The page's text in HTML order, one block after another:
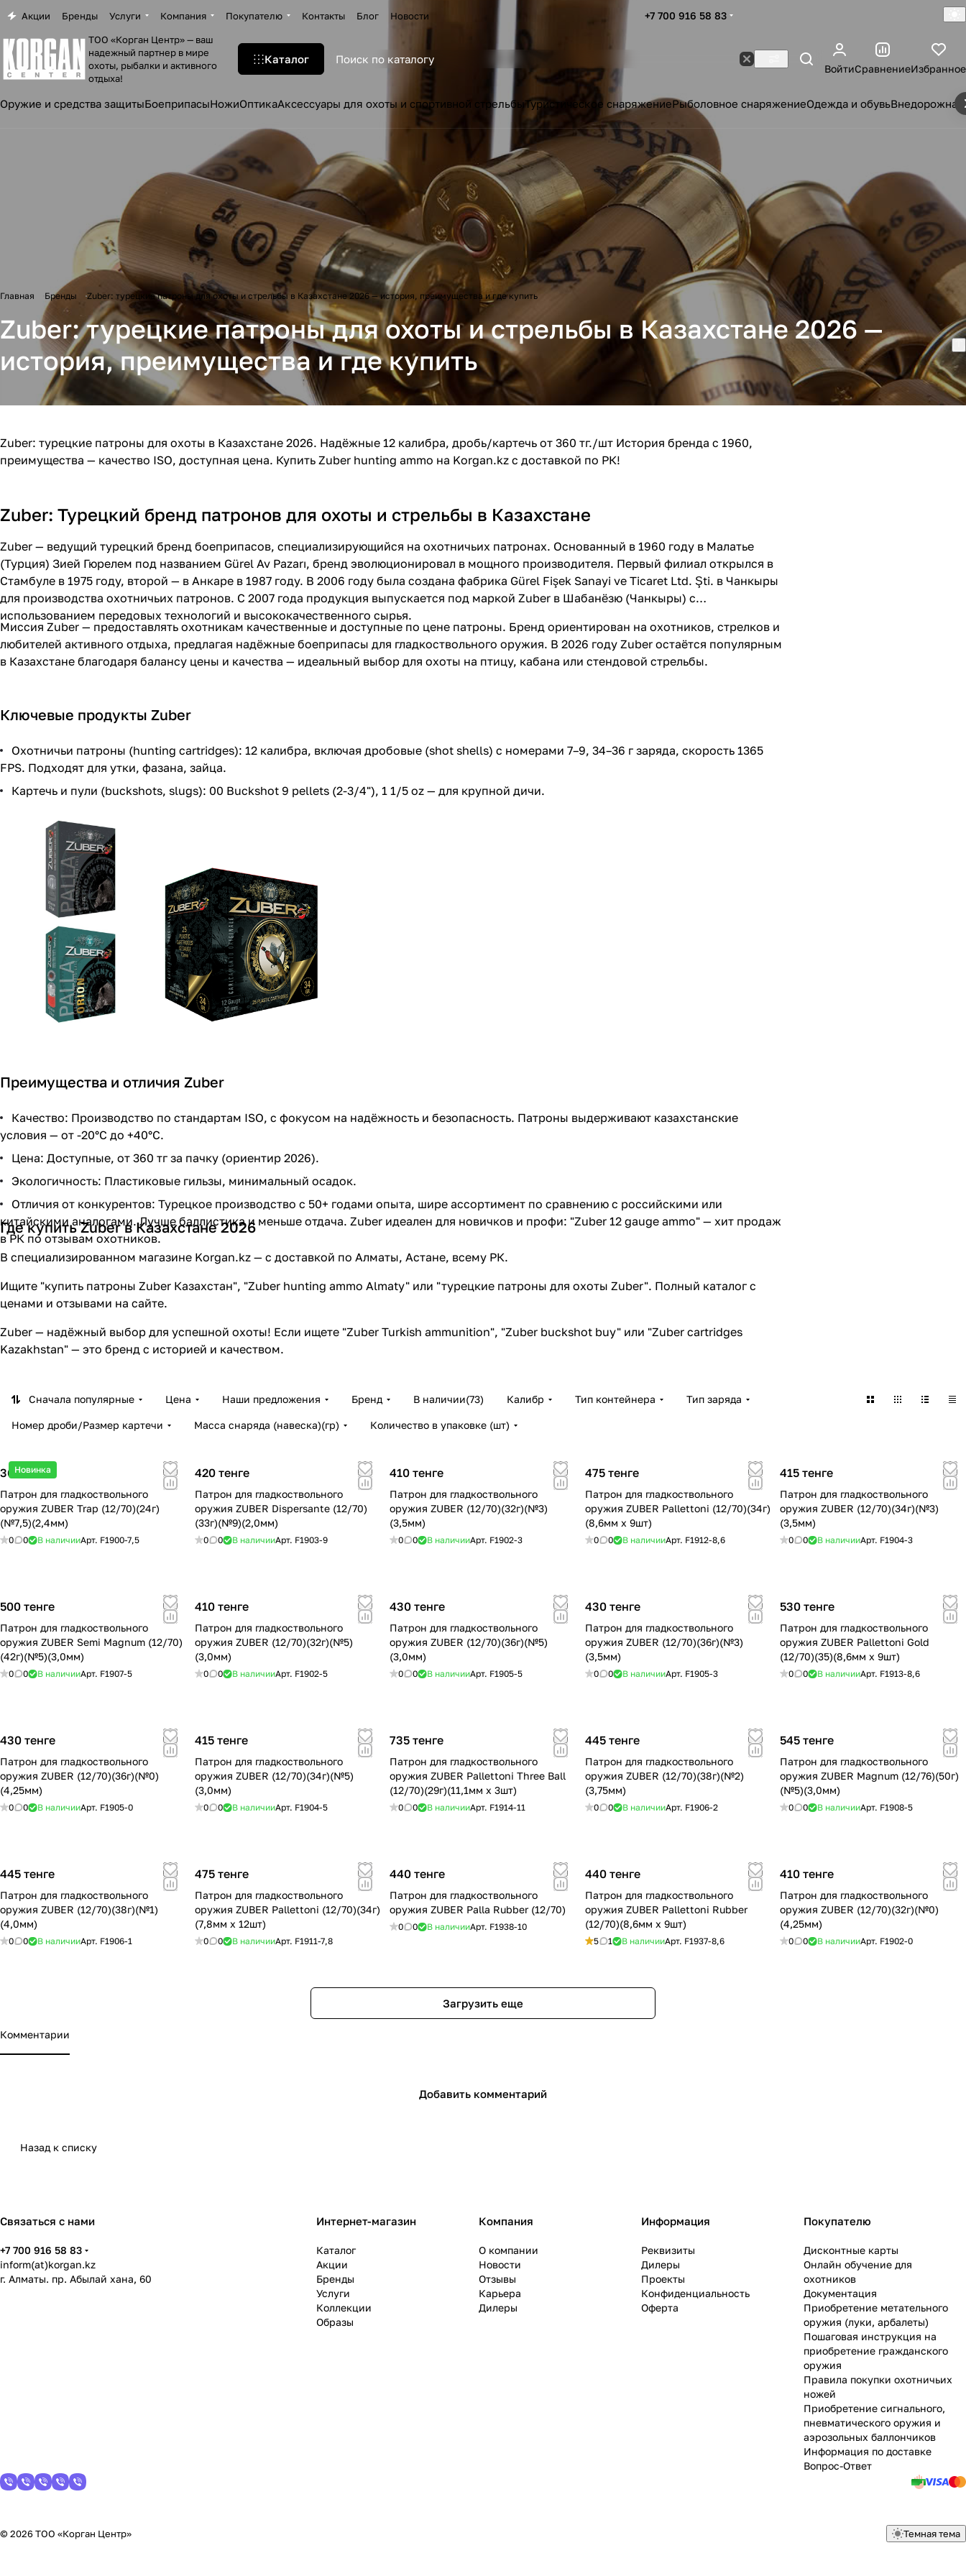
Акции Бренды Услуги Компания Покупателю Контакты Блог Новости +7 700 916 58 83
ТОО «Корган Центр» — ваш
надежный партнер в мире
охоты, рыбалки и активного
отдыха!
Каталог
ВойтиСравнениеИзбранное
Оружие и средства защитыБоеприпасыНожиОптикаАксессуары для охоты и спортивной стрельбыТуристическое снаряжениеРыболовное снаряжениеОдежда и обувьВнедорожная
Главная Бренды Zuber: турецкие патроны для охоты и стрельбы в Казахстане 2026 — история, преимущества и где купить
Zuber: турецкие патроны для охоты и стрельбы в Казахстане 2026 —
история, преимущества и где купить
Zuber: турецкие патроны для охоты в Казахстане 2026. Надёжные 12 калибра, дробь/картечь от 360 тг./шт История бренда с 1960,
преимущества — качество ISO, доступная цена. Купить Zuber hunting ammo на Korgan.kz с доставкой по РК!
Zuber: Турецкий бренд патронов для охоты и стрельбы в Казахстане
Zuber — ведущий турецкий бренд боеприпасов, специализирующийся на охотничьих патронах. Основанный в 1960 году в Малатье
(Турция) Зией Гюрелем под названием Gürel Av Pazarı, бренд эволюционировал в мощного производителя. Первый филиал открылся в
Стамбуле в 1975 году, второй — в Анкаре в 1987 году. В 2006 году была создана фабрика Gürel Fişek Sanayi ve Ticaret Ltd. Şti. в Чанкыры
для производства охотничьих патронов. С 2007 года продукция выпускается под маркой Zuber в Шабанёзю (Чанкыры) с
использованием передовых технологий и высококачественного сырья.
Миссия Zuber — предоставлять охотникам качественные и доступные по цене патроны. Бренд ориентирован на охотников, стрелков и
любителей активного отдыха, предлагая надёжные боеприпасы для гладкоствольного оружия. В 2026 году Zuber остаётся популярным
в Казахстане благодаря балансу цены и качества — идеальный выбор для охоты на птицу, кабана или стендовой стрельбы.
Ключевые продукты Zuber
Охотничьи патроны (hunting cartridges): 12 калибра, включая дробовые (shot shells) с номерами 7–9, 34–36 г заряда, скорость 1365
FPS. Подходят для утки, фазана, зайца.
Картечь и пули (buckshots, slugs): 00 Buckshot 9 pellets (2-3/4"), 1 1/5 oz — для крупной дичи.
Преимущества и отличия Zuber
Качество: Производство по стандартам ISO, с фокусом на надёжность и безопасность. Патроны выдерживают казахстанские
условия — от -20°C до +40°C.
Цена: Доступные, от 360 тг за пачку (ориентир 2026).
Экологичность: Пластиковые гильзы, минимальный осадок.
Отличия от конкурентов: Турецкое производство с 50+ годами опыта, шире ассортимент по сравнению с российскими или
китайскими аналогами. Лучше баллистика и меньше отдача. Zuber идеален для новичков и профи: "Zuber 12 gauge ammo" — хит продаж
в РК по отзывам охотников.
Где купить Zuber в Казахстане 2026
В специализированном магазине Korgan.kz — с доставкой по Алматы, Астане, всему РК.
Ищите "купить патроны Zuber Казахстан", "Zuber hunting ammo Almaty" или "турецкие патроны для охоты Zuber". Полный каталог с
ценами и отзывами на сайте.
Zuber — надёжный выбор для успешной охоты! Если ищете "Zuber Turkish ammunition", "Zuber buckshot buy" или "Zuber cartridges
Kazakhstan" — это бренд с историей и качеством.
Сначала популярные Цена Наши предложения Бренд В наличии(73) Калибр Тип контейнера Тип заряда
Номер дроби/Размер картечи Масса снаряда (навеска)(гр) Количество в упаковке (шт)
Новинка
360 тенге
Патрон для гладкоствольного
оружия ZUBER Trap (12/70)(24г)
(№7,5)(2,4мм)
0 0 В наличииАрт. F1900-7,5
420 тенге
Патрон для гладкоствольного
оружия ZUBER Dispersante (12/70)
(33г)(№9)(2,0мм)
0 0 В наличииАрт. F1903-9
410 тенге
Патрон для гладкоствольного
оружия ZUBER (12/70)(32г)(№3)
(3,5мм)
0 0 В наличииАрт. F1902-3
475 тенге
Патрон для гладкоствольного
оружия ZUBER Pallettoni (12/70)(34г)
(8,6мм x 9шт)
0 0 В наличииАрт. F1912-8,6
415 тенге
Патрон для гладкоствольного
оружия ZUBER (12/70)(34г)(№3)
(3,5мм)
0 0 В наличииАрт. F1904-3
500 тенге
Патрон для гладкоствольного
оружия ZUBER Semi Magnum (12/70)
(42г)(№5)(3,0мм)
0 0 В наличииАрт. F1907-5
410 тенге
Патрон для гладкоствольного
оружия ZUBER (12/70)(32г)(№5)
(3,0мм)
0 0 В наличииАрт. F1902-5
430 тенге
Патрон для гладкоствольного
оружия ZUBER (12/70)(36г)(№5)
(3,0мм)
0 0 В наличииАрт. F1905-5
430 тенге
Патрон для гладкоствольного
оружия ZUBER (12/70)(36г)(№3)
(3,5мм)
0 0 В наличииАрт. F1905-3
530 тенге
Патрон для гладкоствольного
оружия ZUBER Pallettoni Gold
(12/70)(35)(8,6мм x 9шт)
0 0 В наличииАрт. F1913-8,6
430 тенге
Патрон для гладкоствольного
оружия ZUBER (12/70)(36г)(№0)
(4,25мм)
0 0 В наличииАрт. F1905-0
415 тенге
Патрон для гладкоствольного
оружия ZUBER (12/70)(34г)(№5)
(3,0мм)
0 0 В наличииАрт. F1904-5
735 тенге
Патрон для гладкоствольного
оружия ZUBER Pallettoni Three Ball
(12/70)(29г)(11,1мм x 3шт)
0 0 В наличииАрт. F1914-11
445 тенге
Патрон для гладкоствольного
оружия ZUBER (12/70)(38г)(№2)
(3,75мм)
0 0 В наличииАрт. F1906-2
545 тенге
Патрон для гладкоствольного
оружия ZUBER Magnum (12/76)(50г)
(№5)(3,0мм)
0 0 В наличииАрт. F1908-5
445 тенге
Патрон для гладкоствольного
оружия ZUBER (12/70)(38г)(№1)
(4,0мм)
0 0 В наличииАрт. F1906-1
475 тенге
Патрон для гладкоствольного
оружия ZUBER Pallettoni (12/70)(34г)
(7,8мм x 12шт)
0 0 В наличииАрт. F1911-7,8
440 тенге
Патрон для гладкоствольного
оружия ZUBER Palla Rubber (12/70)
0 0 В наличииАрт. F1938-10
440 тенге
Патрон для гладкоствольного
оружия ZUBER Pallettoni Rubber
(12/70)(8,6мм x 9шт)
5 1 В наличииАрт. F1937-8,6
410 тенге
Патрон для гладкоствольного
оружия ZUBER (12/70)(32г)(№0)
(4,25мм)
0 0 В наличииАрт. F1902-0
Загрузить еще
Комментарии
Добавить комментарий
Назад к списку
Связаться с нами
+7 700 916 58 83
inform(at)korgan.kz
г. Алматы. пр. Абылай хана, 60
Интернет-магазин
Каталог
Акции
Бренды
Услуги
Коллекции
Образы
Компания
О компании
Новости
Отзывы
Карьера
Дилеры
Информация
Реквизиты
Дилеры
Проекты
Конфиденциальность
Оферта
Покупателю
Дисконтные карты
Онлайн обучение для
охотников
Документация
Приобретение метательного
оружия (луки, арбалеты)
Пошаговая инструкция на
приобретение гражданского
оружия
Правила покупки охотничьих
ножей
Приобретение сигнального,
пневматического оружия и
аэрозольных баллончиков
Информация по доставке
Вопрос-Ответ
© 2026 ТОО «Корган Центр» Темная тема